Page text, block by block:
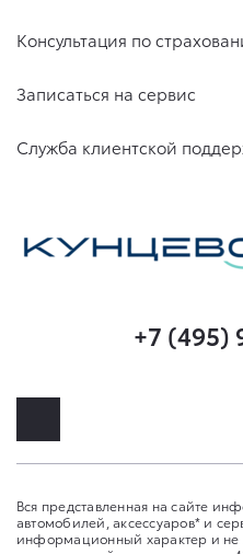
Консультация по
Записаться на сервис
Служба клиентской
+7 (495)
Вся представленная на сайте
автомобилей, аксессуаров* и
информационный характер и не